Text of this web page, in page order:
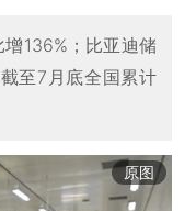
136%；比亚迪储
至7月底全国累计
原图